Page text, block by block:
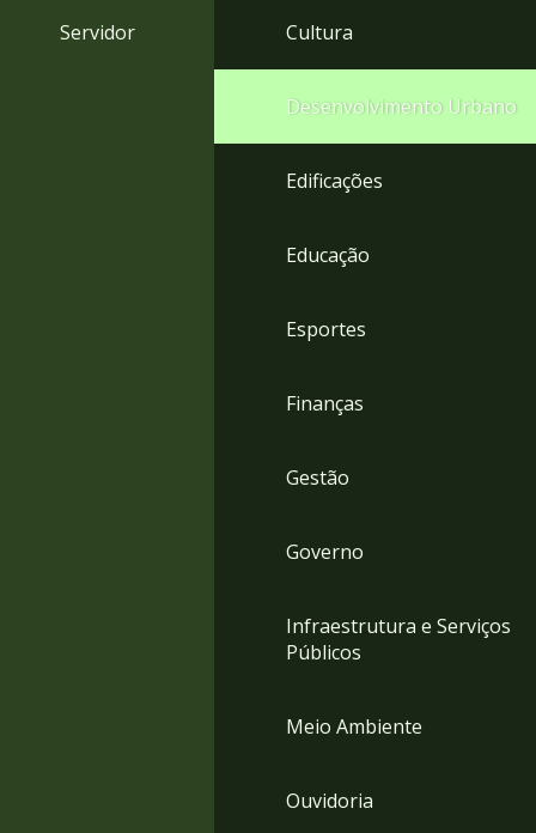
Servidor Cultura
Desenvolvimento Urbano
Edificações
Educação
Esportes
Finanças
Gestão
Governo
Infraestrutura e Serviços
Públicos
Meio Ambiente
Ouvidoria